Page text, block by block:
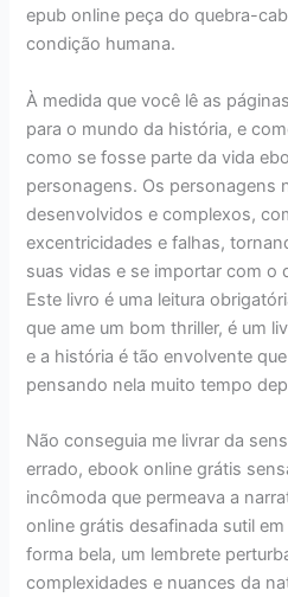
epub online peça do quebra-
condição humana.
À medida que você lê as
para o mundo da história, e
como se fosse parte da vida
personagens. Os personagens
desenvolvidos e complexos,
excentricidades e falhas,
suas vidas e se importar com o
Este livro é uma leitura
que ame um bom thriller, é um
e a história é tão envolvente
pensando nela muito tempo
Não conseguia me livrar da
errado, ebook online grátis
incômoda que permeava a
online grátis desafinada sutil
forma bela, um lembrete
complexidades e nuances da